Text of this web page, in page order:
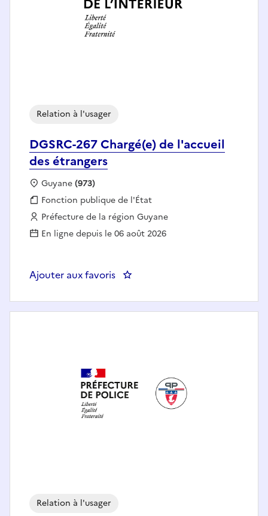
DGSRC-267 Chargé(e) de l'accueil
des étrangers
Relation à l'usager
Localisation :
Guyane(973)
Fonction publique :
Fonction publique de l'État
Employeur :
Préfecture de la région Guyane
En ligne depuis le 06 août 2026
Ajouter aux favoris : DGSRC-267 Chargé(e) de
Relation à l'usager